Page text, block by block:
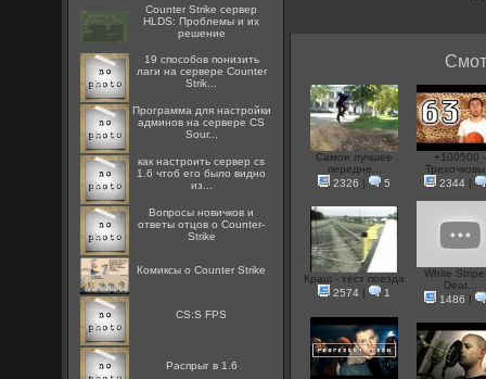
Counter Strike сервер
HLDS: Проблемы и их
решение
19 способов понизить
лаги на сервере Counter
Strik...
Программа для настройки
админов на сервере CS
Sour...
как настроить сервер cs
1.6 чтоб его было видно
из...
Вопросы новичков и
ответы отцов о Counter-
Strike
Комиксы о Counter Strike
CS:S FPS
Распрыг в 1.6
Самое лучшее
передне...
2326 | 5
+100500 -
2344|
Краш - тест поезда
2574 | 1
White
Deat...
1486 |